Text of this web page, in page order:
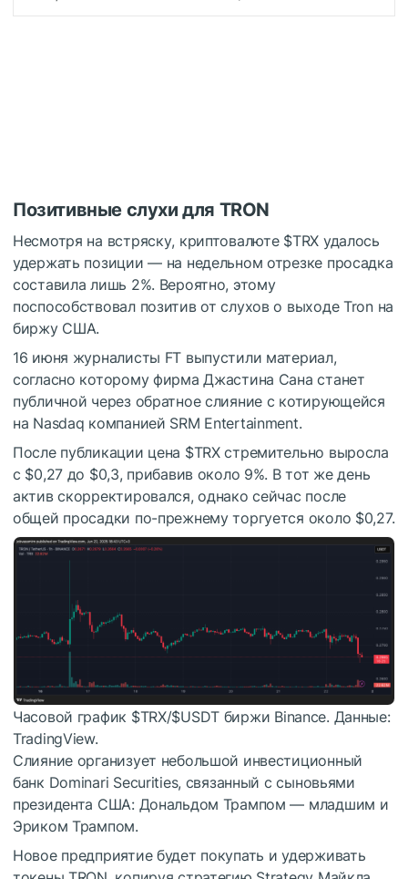
Позитивные слухи для TRON
Несмотря на встряску, криптовалюте $TRX удалось
удержать позиции — на недельном отрезке просадка
составила лишь 2%. Вероятно, этому
поспособствовал позитив от слухов о выходе Tron на
биржу США.
16 июня журналисты FT выпустили материал,
согласно которому фирма Джастина Сана станет
публичной через обратное слияние с котирующейся
на Nasdaq компанией SRM Entertainment.
После публикации цена $TRXстремительно выросла
с $0,27 до $0,3, прибавив около 9%. В тот же день
актив скорректировался, однако сейчас после
общей просадки по-прежнему торгуется около $0,27.
Часовой график $TRX/$USDT биржи Binance. Данные:
TradingView.
Слияние организует небольшой инвестиционный
банк Dominari Securities, связанный с сыновьями
президента США: Дональдом Трампом — младшим и
Эриком Трампом.
Новое предприятие будет покупать и удерживать